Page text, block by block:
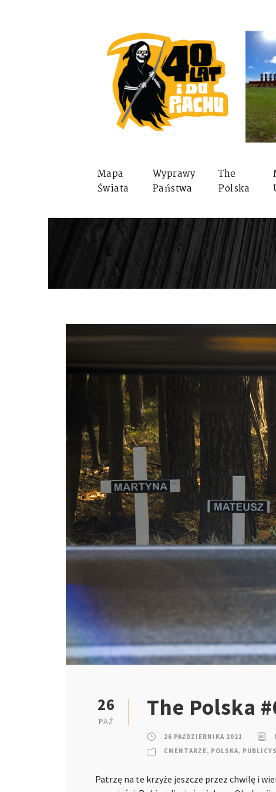
Mapa
Świata
Wyprawy
Państwa
The
Polska
26
PAŹ
The Polska
26 PAŹDZIERNIKA 2021
CMENTARZE, POLSKA,
Patrzę na te krzyże jeszcze przez chwilę i